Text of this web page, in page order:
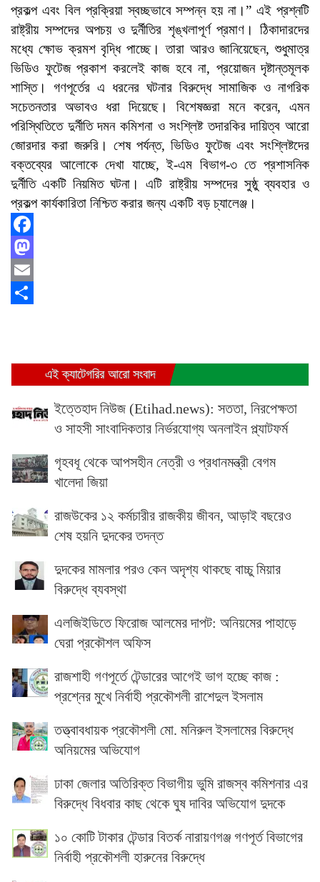
প্রকল্প এবং বিল প্রক্রিয়া স্বচ্ছভাবে সম্পন্ন হয় না।” এই প্রশ্নটি
রাষ্ট্রীয় সম্পদের অপচয় ও দুর্নীতির শৃঙ্খলাপূর্ণ প্রমাণ। ঠিকাদারদের
মধ্যে ক্ষোভ ক্রমশ বৃদ্ধি পাচ্ছে। তারা আরও জানিয়েছেন, শুধুমাত্র
ভিডিও ফুটেজ প্রকাশ করলেই কাজ হবে না, প্রয়োজন দৃষ্টান্তমূলক
শাস্তি। গণপূর্তের এ ধরনের ঘটনার বিরুদ্ধে সামাজিক ও নাগরিক
সচেতনতার অভাবও ধরা দিয়েছে। বিশেষজ্ঞরা মনে করেন, এমন
পরিস্থিতিতে দুর্নীতি দমন কমিশনা ও সংশ্লিষ্ট তদারকির দায়িত্ব আরো
জোরদার করা জরুরি। শেষ পর্যন্ত, ভিডিও ফুটেজ এবং সংশ্লিষ্টদের
বক্তব্যের আলোকে দেখা যাচ্ছে, ই-এম বিভাগ-৩ তে প্রশাসনিক
দুর্নীতি একটি নিয়মিত ঘটনা। এটি রাষ্ট্রীয় সম্পদের সুষ্ঠু ব্যবহার ও
প্রকল্প কার্যকারিতা নিশ্চিত করার জন্য একটি বড় চ্যালেঞ্জ।
Facebook
Mastodon
Email
এই ক্যাটেগরির আরো সংবাদ
ইত্তেহাদ নিউজ (Etihad.news): সততা, নিরপেক্ষতা
ও সাহসী সাংবাদিকতার নির্ভরযোগ্য অনলাইন প্ল্যাটফর্ম
গৃহবধূ থেকে আপসহীন নেত্রী ও প্রধানমন্ত্রী বেগম
খালেদা জিয়া
রাজউকের ১২ কর্মচারীর রাজকীয় জীবন, আড়াই বছরেও
শেষ হয়নি দুদকের তদন্ত
দুদকের মামলার পরও কেন অদৃশ্য থাকছে বাচ্চু মিয়ার
বিরুদ্ধে ব্যবস্থা
এলজিইডিতে ফিরোজ আলমের দাপট: অনিয়মের পাহাড়ে
ঘেরা প্রকৌশল অফিস
রাজশাহী গণপূর্তে টেন্ডারের আগেই ভাগ হচ্ছে কাজ :
প্রশ্নের মুখে নির্বাহী প্রকৌশলী রাশেদুল ইসলাম
তত্ত্বাবধায়ক প্রকৌশলী মো. মনিরুল ইসলামের বিরুদ্ধে
অনিয়মের অভিযোগ
ঢাকা জেলার অতিরিক্ত বিভাগীয় ভুমি রাজস্ব কমিশনার এর
বিরুদ্ধে বিধবার কাছ থেকে ঘুষ দাবির অভিযোগ দুদকে
১০ কোটি টাকার টেন্ডার বিতর্ক নারায়ণগঞ্জ গণপূর্ত বিভাগের
নির্বাহী প্রকৌশলী হারুনের বিরুদ্ধে